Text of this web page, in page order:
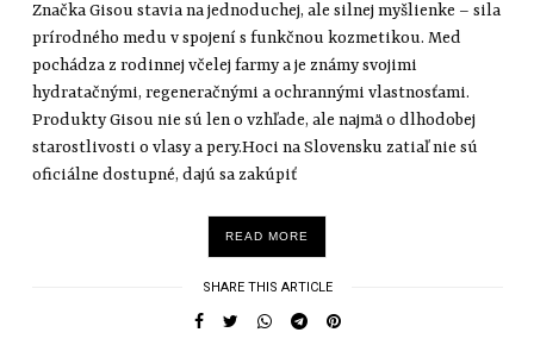
Značka Gisou stavia na jednoduchej, ale silnej myšlienke – sila
prírodného medu v spojení s funkčnou kozmetikou. Med
pochádza z rodinnej včelej farmy a je známy svojimi
hydratačnými, regeneračnými a ochrannými vlastnosťami.
Produkty Gisou nie sú len o vzhľade, ale najmä o dlhodobej
starostlivosti o vlasy a pery.Hoci na Slovensku zatiaľ nie sú
oficiálne dostupné, dajú sa zakúpiť
READ MORE
SHARE THIS ARTICLE